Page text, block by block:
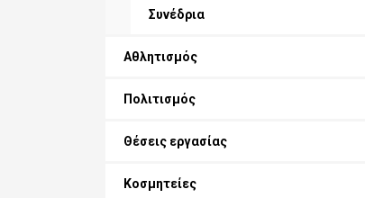
Συνέδρια
Αθλητισμός
Πολιτισμός
Θέσεις εργασίας
Κοσμητείες